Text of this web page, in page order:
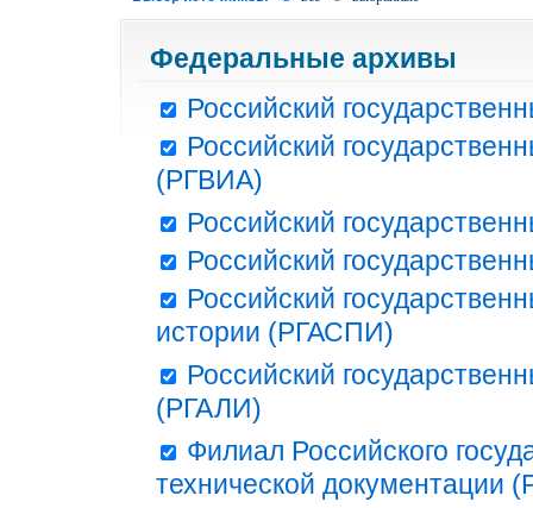
Федеральные архивы
Российский
Российский
(РГВИА)
Российский
Российский
Российский
истории (РГАСПИ)
Российский
(РГАЛИ)
Филиал Российского
технической документации